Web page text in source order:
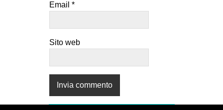
Email *
Sito web